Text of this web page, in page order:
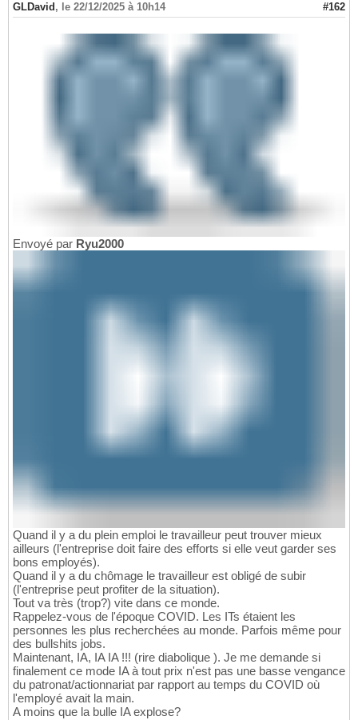
GLDavid , le 22/12/2025 à 10h14 #162
Envoyé par Ryu2000
Quand il y a du plein emploi le travailleur peut trouver mieux
ailleurs (l'entreprise doit faire des efforts si elle veut garder ses
bons employés).
Quand il y a du chômage le travailleur est obligé de subir
(l'entreprise peut profiter de la situation).
Tout va très (trop?) vite dans ce monde.
Rappelez-vous de l'époque COVID. Les ITs étaient les
personnes les plus recherchées au monde. Parfois même pour
des bullshits jobs.
Maintenant, IA, IA IA !!! (rire diabolique ). Je me demande si
finalement ce mode IA à tout prix n'est pas une basse vengance
du patronat/actionnariat par rapport au temps du COVID où
l'employé avait la main.
A moins que la bulle IA explose?